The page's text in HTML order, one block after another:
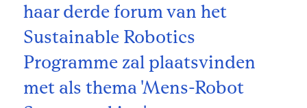
haar derde forum van het
Sustainable Robotics
Programme zal plaatsvinden
met als thema 'Mens-Robot